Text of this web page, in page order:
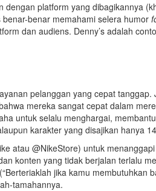
platform yang dibagikannya
benar memahami selera humor
dan audiens. Denny’s adalah
pelanggan yang cepat tanggap.
mereka sangat cepat dalam
untuk selalu menghargai,
karakter yang disajikan hanya
atau @NikeStore) untuk
konten yang tidak berjalan terlalu
jika kamu membutuhkan
tamahannya.